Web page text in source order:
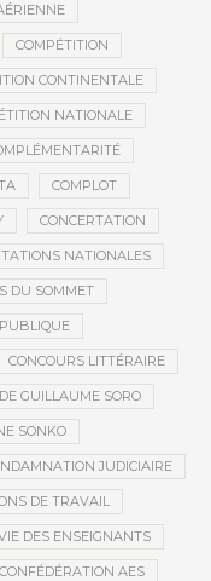
COMPÉTITION
CONTINENTALE
NATIONALE
COMPLOT
CONCERTATION
NATIONALES
DU SOMMET
CONCOURS LITTÉRAIRE
GUILLAUME SORO
SONKO
JUDICIAIRE
DE TRAVAIL
DES ENSEIGNANTS
CONFÉDÉRATION AES